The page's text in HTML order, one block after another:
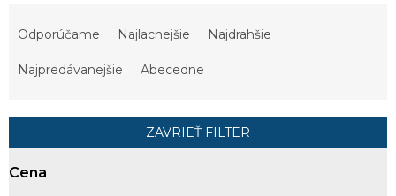
p
r
Odporúčame Najlacnejšie Najdrahšie
Najpredávanejšie Abecedne
ZAVRIEŤ FILTER
Cena